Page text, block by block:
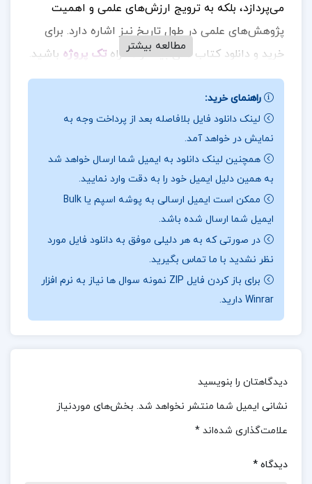
می‌پردازد، بلکه به ترویج ارزش‌های علمی و اهمیت
پژوهش‌های علمی در طول تاریخ نیز اشاره دارد. برای
خرید و دانلود کتاب های بیشتر همراه تک پروژه باشید.
بیرشک
این کتاب به بررسی جامع‌تر زندگی و آثار بودان
پرداخته و تلاش می‌کند تا با گردآوری مقالات و
پژوهش‌های معتبر، تصویری کامل‌تر از این شخصیت
علمی ارائه دهد. در کنار شرح زندگی بودان، تحلیل‌های
علمی و بررسی تاثیرات او بر علم ریاضیات و سایر
زمینه‌های علمی نیز مورد توجه قرار گرفته است.
بخشی از کتاب زندگینامه علمی دانشوران جلد 3 احمد
در سال ۱۱۹۳ به پاس خدمات علمی و آموزشی‌اش، نشان
۲۰ سال مقام سربازرس تحصیلات در دانشگاه پاریس را
بر عهده داشت. شاید همین مقام موجب شد که وی به
یافتن روش‌هایی در ریاضیات، که استفاده از آن‌ها
برای دانشجویان تازه‌کار آسان باشد، علاقه‌مند شود.
مطالعه بیشتر
راهنمای خرید:
لینک دانلود فایل بلافاصله بعد از پرداخت وجه به
نمایش در خواهد آمد.
همچنین لینک دانلود به ایمیل شما ارسال خواهد شد
به همین دلیل ایمیل خود را به دقت وارد نمایید.
ممکن است ایمیل ارسالی به پوشه اسپم یا Bulk
ایمیل شما ارسال شده باشد.
در صورتی که به هر دلیلی موفق به دانلود فایل مورد
نظر نشدید با ما تماس بگیرید.
برای باز کردن فایل ZIP نمونه سوال ها نیاز به نرم افزار
Winrar دارید.
دیدگاهتان را بنویسید
نشانی ایمیل شما منتشر نخواهد شد. بخش‌های موردنیاز
علامت‌گذاری شده‌اند *
دیدگاه *